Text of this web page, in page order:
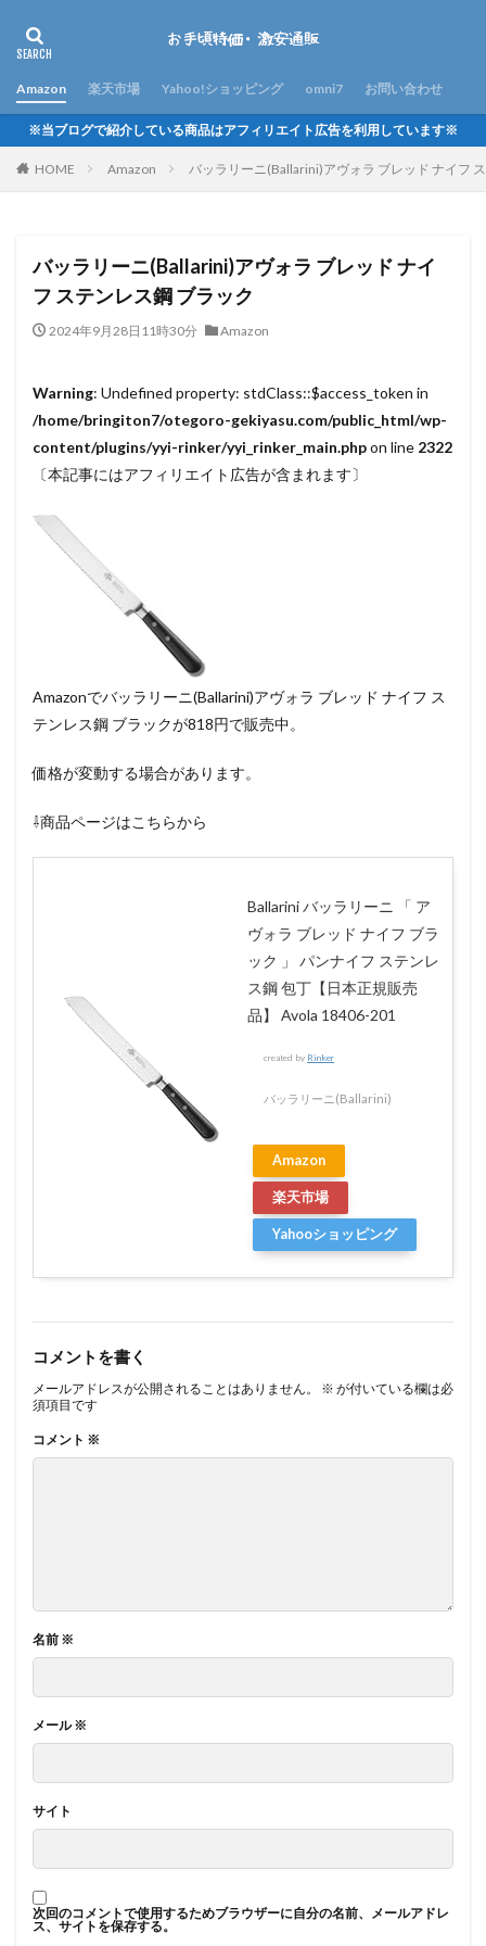
Amazon 楽天市場 Yahoo!ショッピング omni7 お問い合わせ
※当ブログで紹介している商品はアフィリエイト広告を利用しています※
HOME Amazon バッラリーニ(Ballarini)アヴォラ ブレッド ナイフ
バッラリーニ(Ballarini)アヴォラ ブレッド ナイ
フ ステンレス鋼 ブラック
2024年9月28日11時30分 Amazon
Warning: Undefined property: stdClass::$access_token in
/home/bringiton7/otegoro-gekiyasu.com/public_html/wp-
content/plugins/yyi-rinker/yyi_rinker_main.phpon line 2322
〔本記事にはアフィリエイト広告が含まれます〕
Amazonでバッラリーニ(Ballarini)アヴォラ ブレッド ナイフ ス
テンレス鋼 ブラックが818円で販売中。
価格が変動する場合があります。
⇩商品ページはこちらから
Ballarini バッラリーニ 「 ア
ヴォラ ブレッド ナイフ ブラ
ック 」 パンナイフ ステンレ
ス鋼 包丁【日本正規販売
品】 Avola 18406-201
created by Rinker
バッラリーニ(Ballarini)
Amazon
楽天市場
Yahooショッピング
コメントを書く
メールアドレスが公開されることはありません。 ※ が付いている欄は必
須項目です
コメント ※
名前 ※
メール※
サイト
次回のコメントで使用するためブラウザーに自分の名前、メールアドレ
ス、サイトを保存する。